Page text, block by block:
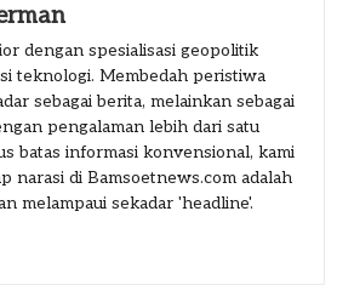
dengan spesialisasi geopolitik
teknologi. Membedah peristiwa
sebagai berita, melainkan sebagai
pengalaman lebih dari satu
batas informasi konvensional, kami
narasi di Bamsoetnews.com adalah
melampaui sekadar 'headline'.